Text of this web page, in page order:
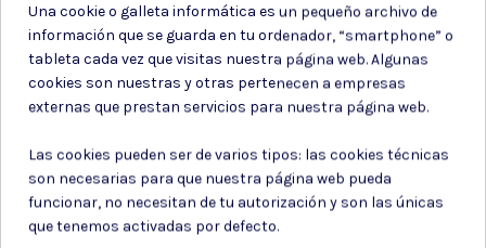
Suscríbete a nuestro boletín
Puede darse de baja en cualquier momento. Para ello, consulte nuestra
información de contacto en el aviso legal.
Consiento el uso de mis datos para los fines indicados en la
Una cookie o galleta informática es un pequeño archivo de
información que se guarda en tu ordenador, “smartphone” o
tableta cada vez que visitas nuestra página web. Algunas
cookies son nuestras y otras pertenecen a empresas
externas que prestan servicios para nuestra página web.
Las cookies pueden ser de varios tipos: las cookies técnicas
son necesarias para que nuestra página web pueda
funcionar, no necesitan de tu autorización y son las únicas
que tenemos activadas por defecto.